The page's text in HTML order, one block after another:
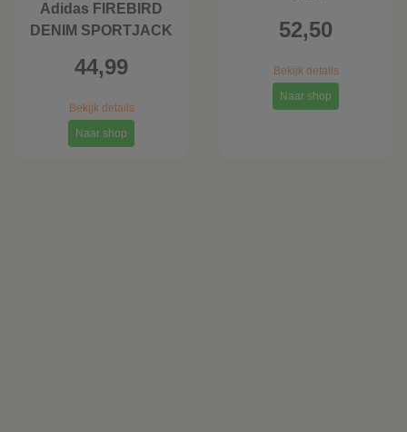
Adidas FIREBIRD
DENIM SPORTJACK
44,99
Bekijk details
Naar shop
52,50
Bekijk details
Naar shop